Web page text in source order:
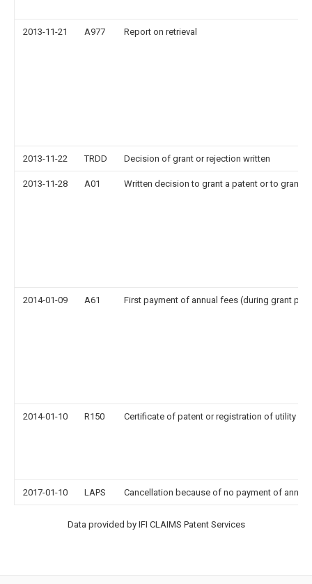
2013-11-21 A977 Report on retrieval
2013-11-22 TRDD Decision of grant or rejection written
2013-11-28 A01 Written decision to grant a patent or to grant
2014-01-09 A61 First payment of annual fees (during grant
2014-01-10 R150 Certificate of patent or registration of utility
2017-01-10 LAPS Cancellation because of no payment of
Data provided by IFI CLAIMS Patent Services